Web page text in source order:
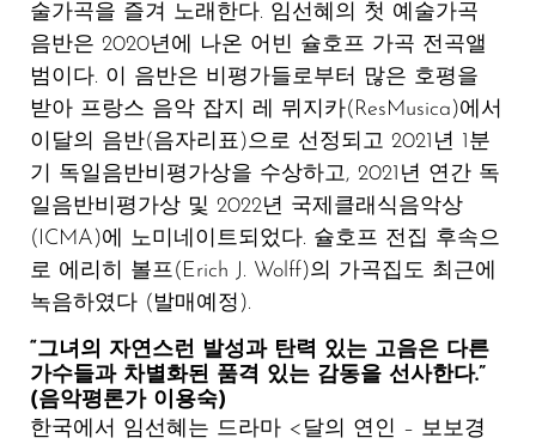
술가곡을 즐겨 노래한다. 임선혜의 첫 예술가곡
음반은 2020년에 나온 어빈 슐호프 가곡 전곡앨
범이다. 이 음반은 비평가들로부터 많은 호평을
받아 프랑스 음악 잡지 레 뮈지카(ResMusica)에서
이달의 음반(음자리표)으로 선정되고 2021년 1분
기 독일음반비평가상을 수상하고, 2021년 연간 독
일음반비평가상 및 2022년 국제클래식음악상
(ICMA)에 노미네이트되었다. 슐호프 전집 후속으
로 에리히 볼프(Erich J. Wolff)의 가곡집도 최근에
녹음하였다 (발매예정).
“그녀의 자연스런 발성과 탄력 있는 고음은 다른
가수들과 차별화된 품격 있는 감동을 선사한다.”
(음악평론가 이용숙)
한국에서 임선혜는 드라마 <달의 연인 – 보보경